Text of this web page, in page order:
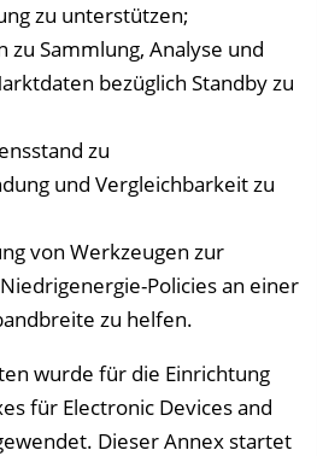
zu unterstützen;
zu Sammlung, Analyse und
bezüglich Standby zu
zu
und Vergleich­barkeit zu
von Werkzeugen zur
Policies an einer
zu helfen.
wurde für die Einrichtung
für Electronic Devices and
Dieser Annex startet